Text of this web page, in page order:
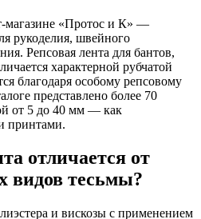
магазине «Протос и К» —
рукоделия, швейного
Репсовая лента для бантов,
характерной рубчатой
благодаря особому репсовому
представлено более 70
от 5 до 40 мм — как
принтами.
отличается от
видов тесьмы?
и вискозы с применением